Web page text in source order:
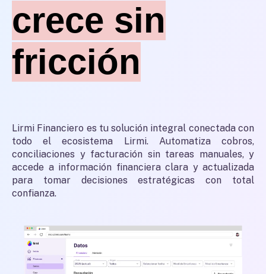
crece sin
fricción
Lirmi Financiero es tu solución integral conectada con
todo el ecosistema Lirmi. Automatiza cobros,
conciliaciones y facturación sin tareas manuales, y
accede a información financiera clara y actualizada
para tomar decisiones estratégicas con total
confianza.